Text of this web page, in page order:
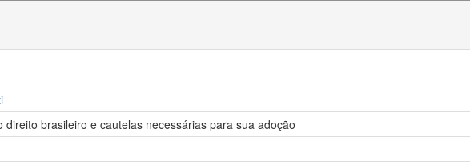
direito brasileiro e cautelas necessárias para sua adoção